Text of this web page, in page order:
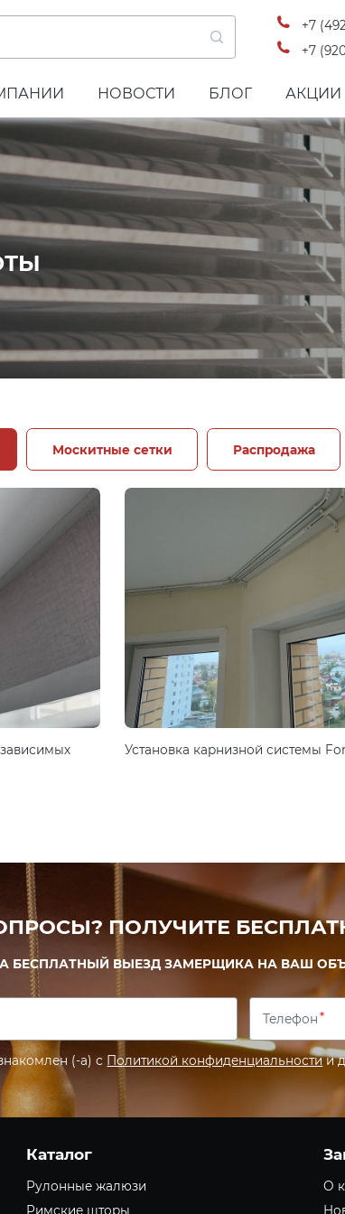
+7
+7
НОВОСТИ БЛОГ АКЦИИ
Москитные сетки Распродажа
Установка карнизной системы
ПОЛУЧИТЕ
БЕСПЛАТНЫЙ ВЫЕЗД ЗАМЕРЩИКА НА ВАШ
Телефон
(-а) с Политикой конфиденциальностии
Каталог
Рулонные жалюзи
Римские шторы
О